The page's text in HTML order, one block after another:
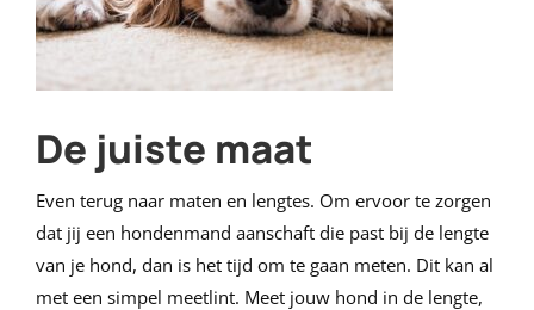
De juiste maat
Even terug naar maten en lengtes. Om ervoor te zorgen
dat jij een hondenmand aanschaft die past bij de lengte
van je hond, dan is het tijd om te gaan meten. Dit kan al
met een simpel meetlint. Meet jouw hond in de lengte,